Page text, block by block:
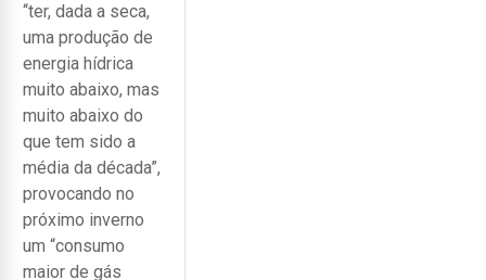
“ter, dada a seca,
uma produção de
energia hídrica
muito abaixo, mas
muito abaixo do
que tem sido a
média da década”,
provocando no
próximo inverno
um “consumo
maior de gás